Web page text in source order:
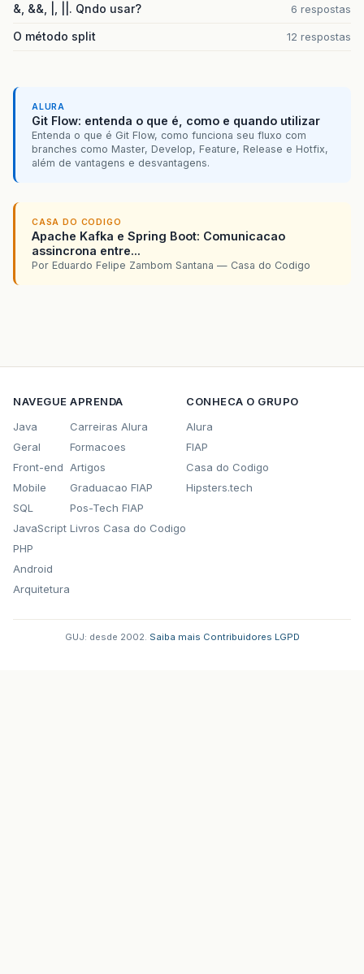
&, &&, |, ||. Qndo usar? 6 respostas
O método split 12 respostas
ALURA
Git Flow: entenda o que é, como e quando utilizar
Entenda o que é Git Flow, como funciona seu fluxo com
branches como Master, Develop, Feature, Release e Hotfix,
além de vantagens e desvantagens.
CASA DO CODIGO
Apache Kafka e Spring Boot: Comunicacao
assincrona entre...
Por Eduardo Felipe Zambom Santana — Casa do Codigo
NAVEGUE
Java
Geral
Front-end
Mobile
SQL
JavaScript
PHP
Android
Arquitetura
APRENDA
Carreiras Alura
Formacoes
Artigos
Graduacao FIAP
Pos-Tech FIAP
Livros Casa do Codigo
CONHECA O GRUPO
Alura
FIAP
Casa do Codigo
Hipsters.tech
GUJ: desde 2002. Saiba mais Contribuidores LGPD